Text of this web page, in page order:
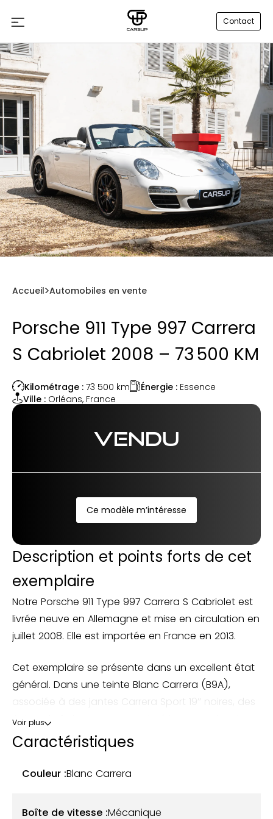
Contact
Accueil Automobiles en vente
Porsche 911 Type 997 Carrera
S Cabriolet 2008 – 73 500 KM
Kilométrage : 73 500 km Énergie : Essence
Ville : Orléans, France
VENDU
Ce modèle m’intéresse
Description et points forts de cet
exemplaire
Notre Porsche 911 Type 997 Carrera S Cabriolet est
livrée neuve en Allemagne et mise en circulation en
juillet 2008. Elle est importée en France en 2013.
Cet exemplaire se présente dans un excellent état
général. Dans une teinte Blanc Carrera (B9A),
associée à des jantes Carrera Sport 19’’ noires, des
étriers de frein rouges et un intérieur en cuir noir,
cette 997 Carrera S Cabriolet ne présente aucun
Voir plus
Caractéristiques
Couleur :Blanc Carrera
Boîte de vitesse :Mécanique